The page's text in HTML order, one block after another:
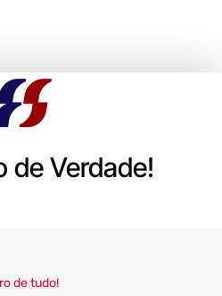
de Verdade!
de tudo!